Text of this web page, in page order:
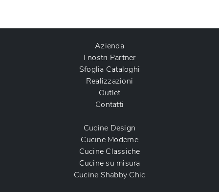
Azienda
I nostri Partner
Sfoglia Cataloghi
Realizzazioni
Outlet
Contatti
Cucine Design
Cucine Moderne
Cucine Classiche
Cucine su misura
Cucine Shabby Chic